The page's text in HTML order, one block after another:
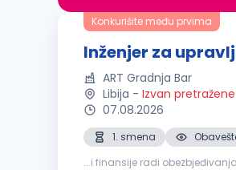
Konkurišite među prvima
Inženjer za
ART Gradnja Bar
Libija - Izvan
07.08.2026
1. smena
...i finansije radi